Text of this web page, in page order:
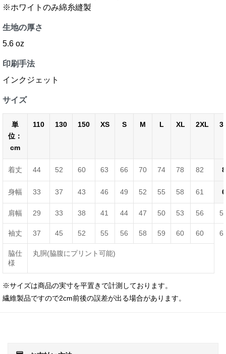
※ホワイトのみ綿糸縫製
生地の厚さ
5.6 oz
印刷手法
インクジェット
サイズ
単
位：
cm
110 130 150 XS S M L XL 2XL
着丈 44 52 60 63 66 70 74 78 82
身幅 33 37 43 46 49 52 55 58 61
肩幅 29 33 38 41 44 47 50 53 56
袖丈 37 45 52 55 56 58 59 60 60
脇仕
様
丸胴(脇腹にプリント可能)
※サイズは商品の実寸を平置きで計測しております。
繊維製品ですので2cm前後の誤差が出る場合があります。